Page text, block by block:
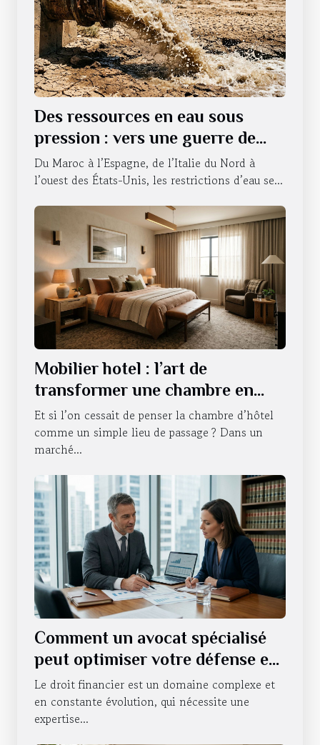
Des ressources en eau sous
pression : vers une guerre de
l’accessibilité ?
Du Maroc à l’Espagne, de l’Italie du Nord à
l’ouest des États-Unis, les restrictions d’eau se...
Mobilier hotel : l’art de
transformer une chambre en
expérience sensorielle
Et si l’on cessait de penser la chambre d’hôtel
comme un simple lieu de passage ? Dans un
marché...
Comment un avocat spécialisé
peut optimiser votre défense en
droit financier ?
Le droit financier est un domaine complexe et
en constante évolution, qui nécessite une
expertise...